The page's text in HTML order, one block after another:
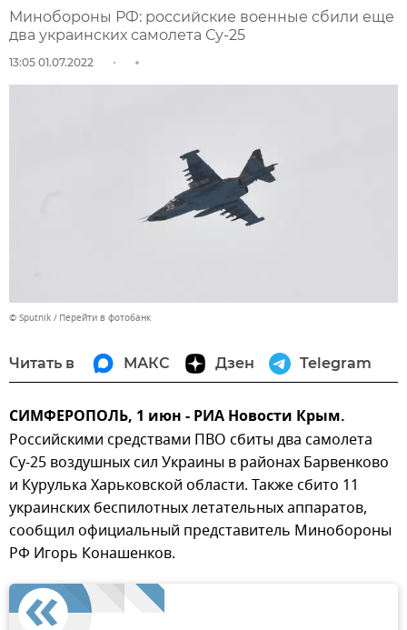
Минобороны РФ: российские военные сбили еще
два украинских самолета Су-25
13:05 01.07.2022
© Sputnik Перейти в фотобанк
Читать в МАКС Дзен Telegram
СИМФЕРОПОЛЬ, 1 июн - РИА Новости Крым.
Российскими средствами ПВО сбиты два самолета
Су-25 воздушных сил Украины в районах Барвенково
и Курулька Харьковской области. Также сбито 11
украинских беспилотных летательных аппаратов,
сообщил официальный представитель Минобороны
РФ Игорь Конашенков.